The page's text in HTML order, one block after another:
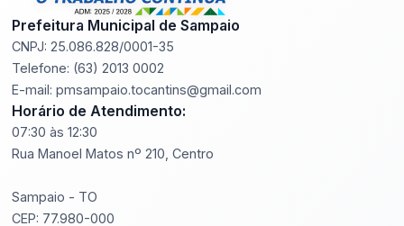
Prefeitura Municipal de Sampaio
CNPJ: 25.086.828/0001-35
Telefone: (63) 2013 0002
E-mail: pmsampaio.tocantins@gmail.com
Horário de Atendimento:
07:30 às 12:30
Rua Manoel Matos nº 210, Centro
Sampaio - TO
CEP: 77.980-000